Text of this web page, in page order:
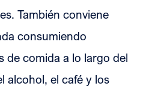
También conviene
consumiendo
de comida a lo largo del
alcohol, el café y los